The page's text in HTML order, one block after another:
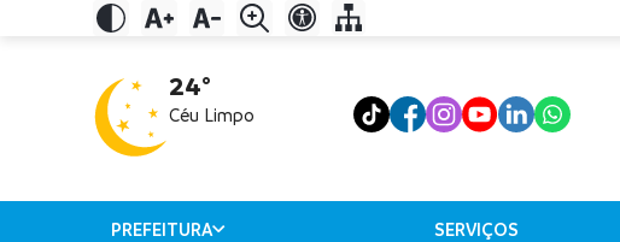
24°
Céu Limpo
PREFEITURA SERVIÇOS